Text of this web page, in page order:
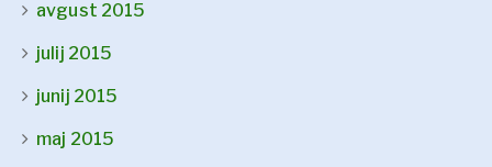
avgust 2015
julij 2015
junij 2015
maj 2015